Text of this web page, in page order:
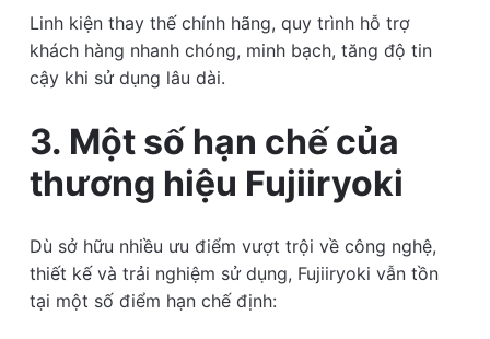
Linh kiện thay thế chính hãng, quy trình hỗ trợ
khách hàng nhanh chóng, minh bạch, tăng độ tin
cậy khi sử dụng lâu dài.
3. Một số hạn chế của
thương hiệu Fujiiryoki
Dù sở hữu nhiều ưu điểm vượt trội về công nghệ,
thiết kế và trải nghiệm sử dụng, Fujiiryoki vẫn tồn
tại một số điểm hạn chế định: